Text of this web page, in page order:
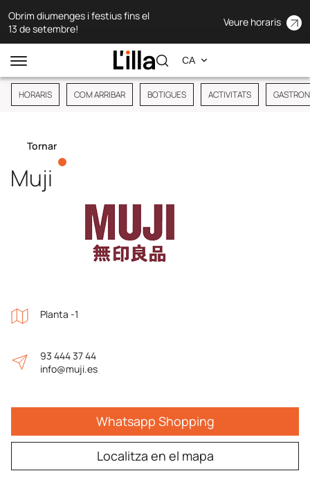
Obrim diumenges i festius fins el
13 de setembre!
Veure horaris
HORARIS COM ARRIBAR BOTIGUES ACTIVITATS
Tornar
Muji
Planta -1
93 444 37 44
info@muji.es
Whatsapp Shopping
Localitza en el mapa